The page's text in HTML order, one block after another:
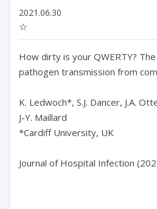
2021.06.30
☆
How dirty is your QWERTY?
pathogen transmission from
K. Ledwoch*, S.J. Dancer, J.A.
J-Y. Maillard
*Cardiff University, UK
Journal of Hospital Infection